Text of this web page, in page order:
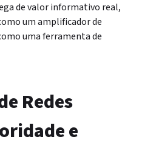
de valor informativo real,
um amplificador de
uma ferramenta de
Redes
e